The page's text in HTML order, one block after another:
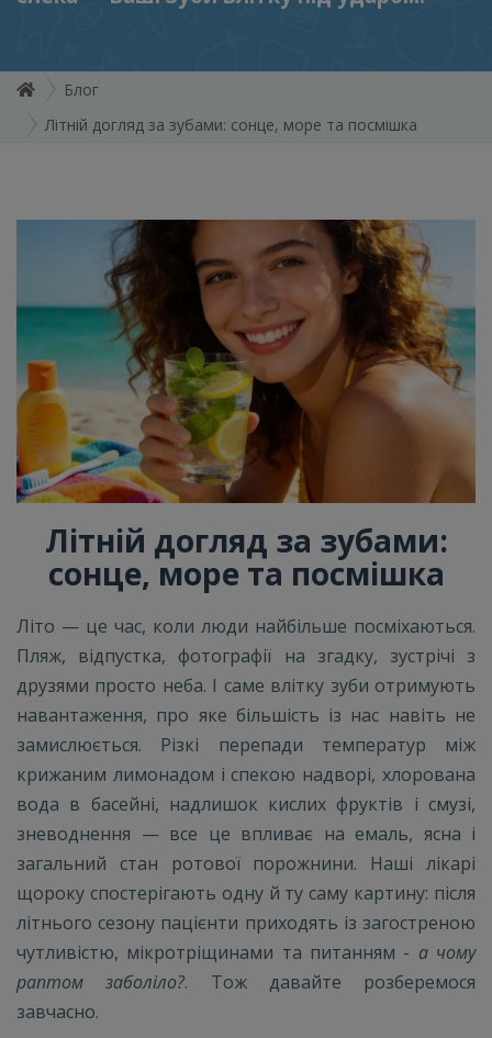
Блог
Літній догляд за зубами: сонце, море та посмішка
Літній догляд за зубами:
сонце, море та посмішка
Літо — це час, коли люди найбільше посміхаються.
Пляж, відпустка, фотографії на згадку, зустрічі з
друзями просто неба. І саме влітку зуби отримують
навантаження, про яке більшість із нас навіть не
замислюється. Різкі перепади температур між
крижаним лимонадом і спекою надворі, хлорована
вода в басейні, надлишок кислих фруктів і смузі,
зневоднення — все це впливає на емаль, ясна і
загальний стан ротової порожнини. Наші лікарі
щороку спостерігають одну й ту саму картину: після
літнього сезону пацієнти приходять із загостреною
чутливістю, мікротріщинами та питанням - а чому
раптом заболіло?. Тож давайте розберемося
завчасно.